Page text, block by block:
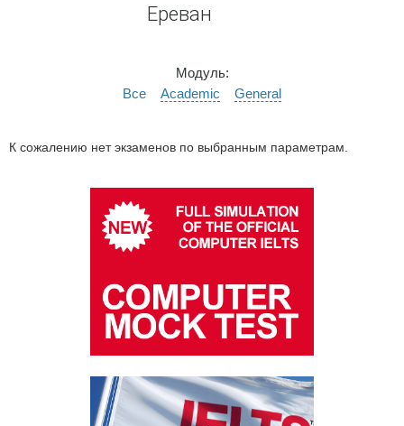
Ереван
Модуль:
Все
Academic General
К сожалению нет экзаменов по выбранным параметрам.